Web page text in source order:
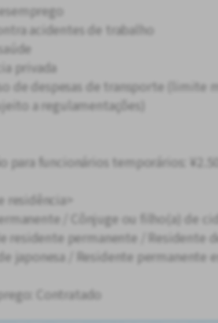
acidentes de trabalho
privada
de despesas de transporte (limite
a regulamentações)
para funcionários temporários:
residência>
/ Cônjuge ou filho(a) de
residente permanente / Residente
japonesa / Residente permanente
Contratado